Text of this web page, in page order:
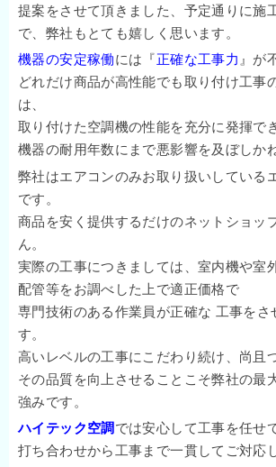
提案をさせて頂きました、予定通りに施
で、弊社もとても嬉しく思います。
機器の安定稼働には『正確な工事力 』が
どれだけ商品が高性能でも取り付け工事
は、
取り付けた空調機の性能を充分に発揮で
機器の耐用年数にまで悪影響を及ぼしか
弊社はエアコンのみお取り扱いしている
です。
商品を安く提供するだけのネットショッ
ん。
実際の工事につきましては、室内機や室
配管等をお調べした上で適正価格で
専門技術のある作業員が正確な 工事をさ
す。
高いレベルの工事にこだわり続け、尚且つ
その品質を向上させることこそ弊社の最
強みです。
ハイテック空調では安心して工事を任せ
打ち合わせから工事まで一貫してご対応